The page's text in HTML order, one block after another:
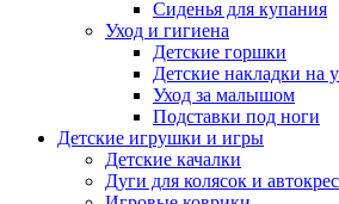
Сиденья для купания
Уход и гигиена
Детские горшки
Детские накладки на
Уход за малышом
Подставки под ноги
Детские игрушки и игры
Детские качалки
Дуги для колясок и